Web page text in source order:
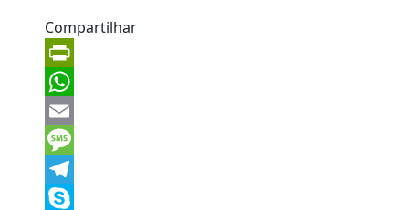
Compartilhar
PrintFriendly
WhatsApp
Email
Message
Telegram